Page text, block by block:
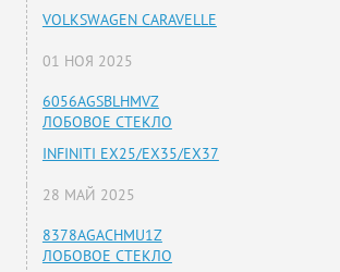
VOLKSWAGEN CARAVELLE
01 НОЯ 2025
6056AGSBLHMVZ
ЛОБОВОЕ СТЕКЛО
INFINITI EX25/EX35/EX37
28 МАЙ 2025
8378AGACHMU1Z
ЛОБОВОЕ СТЕКЛО